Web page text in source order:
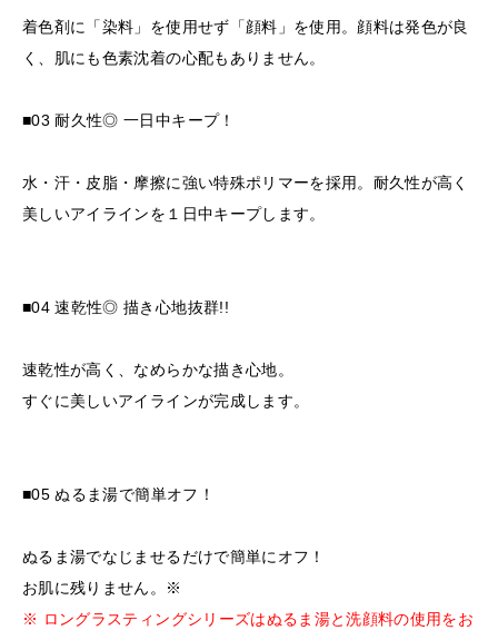
着色剤に「染料」を使用せず「顔料」を使用。顔料は発色が良
く、肌にも色素沈着の心配もありません。
■03 耐久性◎ 一日中キープ！
水・汗・皮脂・摩擦に強い特殊ポリマーを採用。耐久性が高く
美しいアイラインを１日中キープします。
■04 速乾性◎ 描き心地抜群!!
速乾性が高く、なめらかな描き心地。
すぐに美しいアイラインが完成します。
■05 ぬるま湯で簡単オフ！
ぬるま湯でなじませるだけで簡単にオフ！
お肌に残りません。※
※ ロングラスティングシリーズはぬるま湯と洗顔料の使用をお